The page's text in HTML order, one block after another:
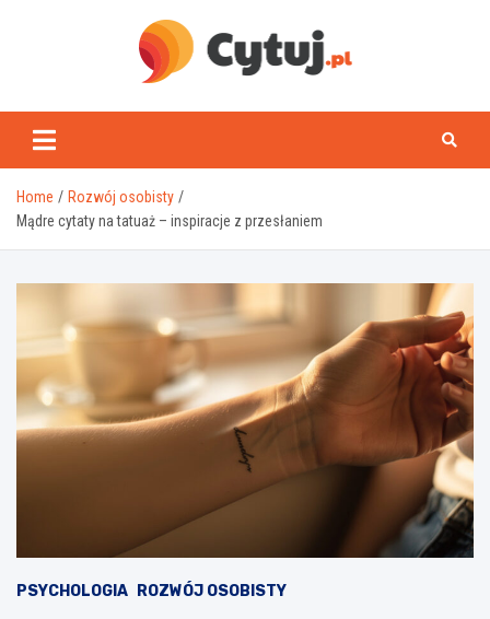
www.cytuj.pl
Home
Rozwój osobisty
Mądre cytaty na tatuaż – inspiracje z przesłaniem
PSYCHOLOGIA ROZWÓJ OSOBISTY